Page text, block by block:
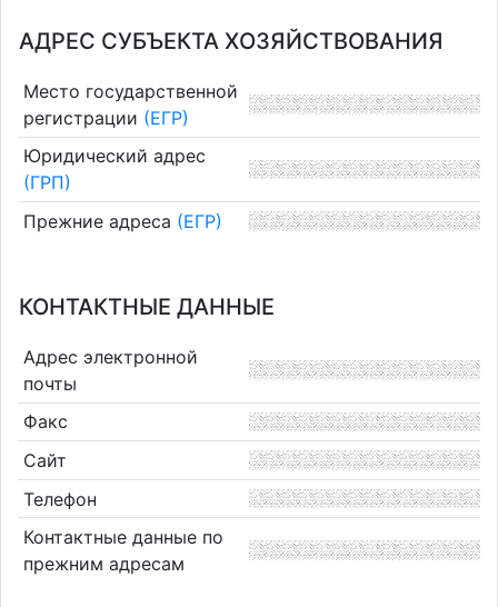
АДРЕС СУБЪЕКТА ХОЗЯЙСТВОВАНИЯ
Место государственной
регистрации (ЕГР)
Юридический адрес
(ГРП)
Прежние адреса (ЕГР)
КОНТАКТНЫЕ ДАННЫЕ
Адрес электронной
почты
Факс
Сайт
Телефон
Контактные данные по
прежним адресам